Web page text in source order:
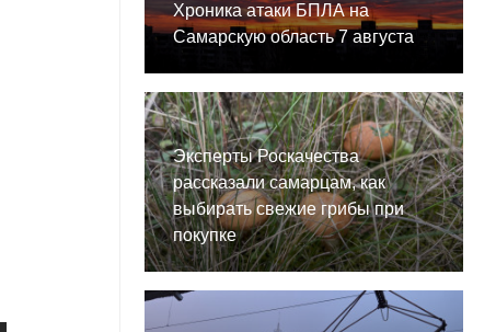
Хроника атаки БПЛА на
Самарскую область 7 августа
Эксперты Роскачества
рассказали самарцам, как
выбирать свежие грибы при
покупке